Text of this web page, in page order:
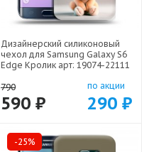
Дизайнерский силиконовый
чехол для Samsung Galaxy S6
Edge Кролик арт: 19074-22111
790
590 ₽
по акции
290 ₽
-25%